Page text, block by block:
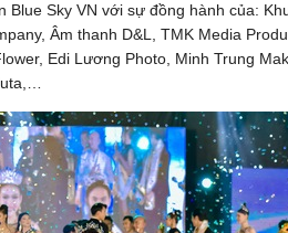
Sky VN với sự đồng hành của:
Âm thanh D&L, TMK Media
Edi Lương Photo, Minh Trung